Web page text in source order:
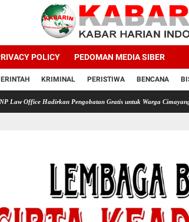
POLICY PEDOMAN MEDIA SIBER
KRIMINAL PERISTIWA BENCANA
Pengobatan Gratis untuk Warga Cimayang Lengkap